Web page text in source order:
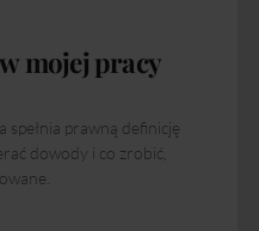
w mojej pracy
spełnia prawną definicję
dowody i co zrobić,